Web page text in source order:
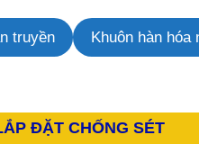
truyền Khuôn hàn hóa
ĐẶT CHỐNG SÉT